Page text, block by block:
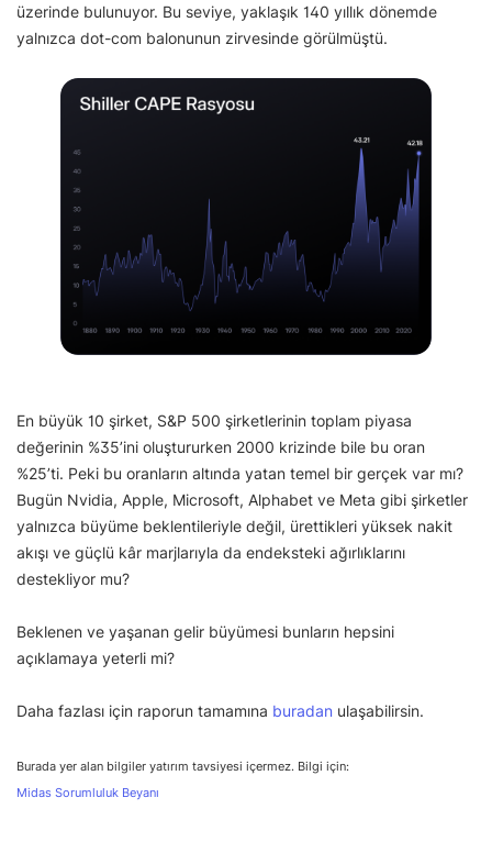
üzerinde bulunuyor. Bu seviye, yaklaşık 140 yıllık dönemde
yalnızca dot-com balonunun zirvesinde görülmüştü.
En büyük 10 şirket, S&P 500 şirketlerinin toplam piyasa
değerinin %35’ini oluştururken 2000 krizinde bile bu oran
%25’ti. Peki bu oranların altında yatan temel bir gerçek var mı?
Bugün Nvidia, Apple, Microsoft, Alphabet ve Meta gibi şirketler
yalnızca büyüme beklentileriyle değil, ürettikleri yüksek nakit
akışı ve güçlü kâr marjlarıyla da endeksteki ağırlıklarını
destekliyor mu?
Beklenen ve yaşanan gelir büyümesi bunların hepsini
açıklamaya yeterli mi?
Daha fazlası için raporun tamamına buradan ulaşabilirsin.
Burada yer alan bilgiler yatırım tavsiyesi içermez. Bilgi için:
Midas Sorumluluk Beyanı